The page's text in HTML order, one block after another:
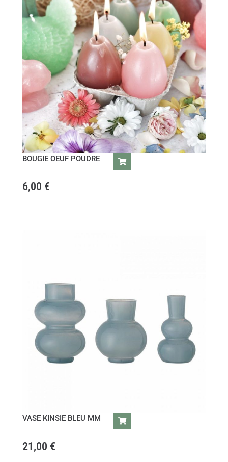
BOUGIE OEUF POUDRE
6,00€
VASE KINSIE BLEU MM
21,00€